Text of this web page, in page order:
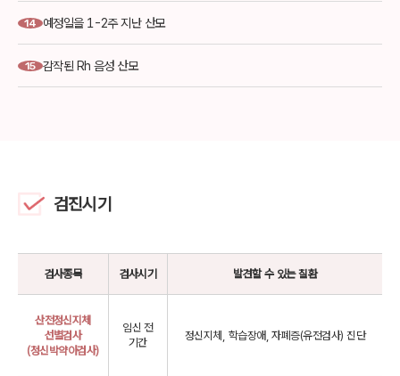
14 예정일을 1-2주 지난 산모
15 감작된 Rh 음성 산모
검진시기
검사종목 검사시기 발견할 수 있는 질환
산전정신지체
선별검사
(정신박약아검사)
임신 전
기간
정신지체, 학습장애, 자폐증(유전검사) 진단